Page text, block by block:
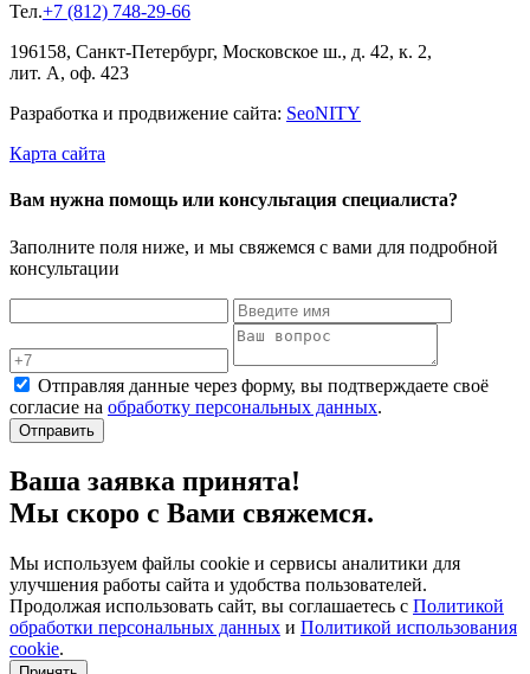
Тел.+7 (812) 748-29-66
196158, Санкт-Петербург, Московское ш., д. 42, к. 2,
лит. А, оф. 423
Разработка и продвижение сайта: SeoNITY
Карта сайта
Вам нужна помощь или консультация специалиста?
Заполните поля ниже, и мы свяжемся с вами для подробной
консультации
Отправляя данные через форму, вы подтверждаете своё
согласие на обработку персональных данных.
Отправить
Ваша заявка принята!
Мы скоро с Вами свяжемся.
Мы используем файлы cookie и сервисы аналитики для
улучшения работы сайта и удобства пользователей.
Продолжая использовать сайт, вы соглашаетесь с Политикой
обработки персональных данных и Политикой использования
cookie.